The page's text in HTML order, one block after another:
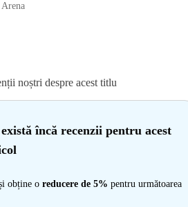
noștri despre acest titlu
încă recenzii pentru acest
obține o reducere de 5% pentru următoarea